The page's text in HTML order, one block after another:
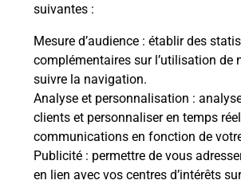
suivantes :
Mesure d’audience : établir des
complémentaires sur l’utilisation de
suivre la navigation.
Analyse et personnalisation :
clients et personnaliser en temps
communications en fonction de
Publicité : permettre de vous
en lien avec vos centres d’intérêts
Prochaine collecte du courrier
19 Avenue Saint Victor
11360 Fontjoncouse
Itinéraire
Le lien s'ouvre dans un nouvel onglet